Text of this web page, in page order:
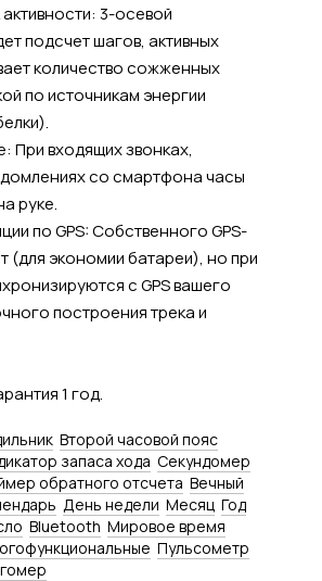
3-осевой
подсчет шагов, активных
количество сожженных
по источникам энергии
При входящих звонках,
со смартфона часы
руке.
по GPS: Собственного GPS-
(для экономии батареи), но при
с GPS вашего
построения трека и
1 год.
Второй часовой пояс
запаса хода Секундомер
обратного отсчета Вечный
День недели Месяц Год
Bluetooth Мировое время
Пульсометр